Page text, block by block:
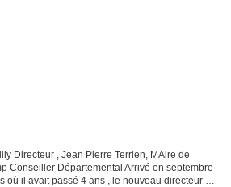
Directeur , Jean Pierre Terrien, MAire de
Conseiller Départemental Arrivé en septembre
où il avait passé 4 ans , le nouveau directeur de